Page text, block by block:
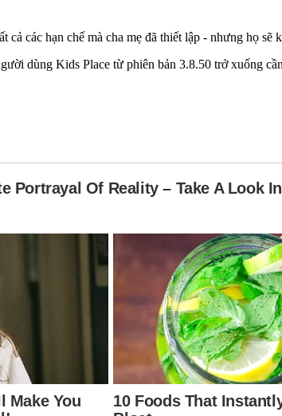
các hạn chế mà cha mẹ đã thiết lập - nhưng họ sẽ
dùng Kids Place từ phiên bản 3.8.50 trở xuống